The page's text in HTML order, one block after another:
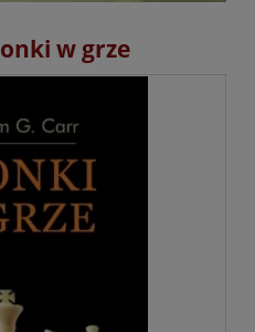
w grze